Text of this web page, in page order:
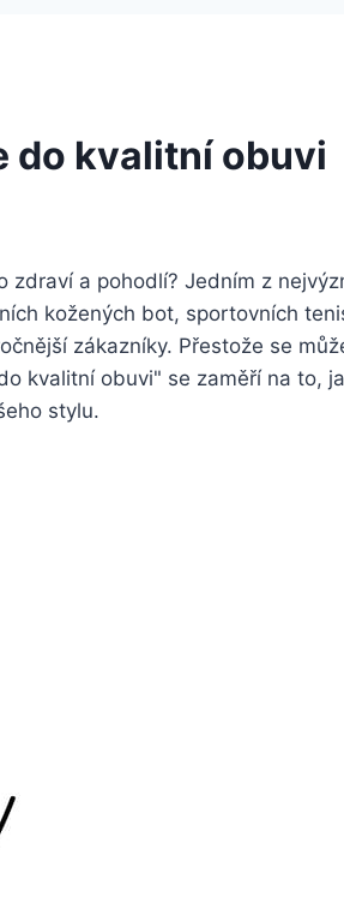
do kvalitní obuvi
a pohodlí? Jedním z
kožených bot, sportovních
zákazníky. Přestože se
kvalitní obuvi" se ‍zaměří na to,
stylu.